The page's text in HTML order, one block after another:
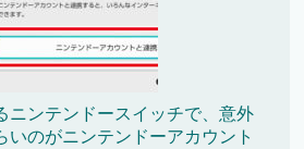
ニンテンドースイッチで、意外
いのがニンテンドーアカウント